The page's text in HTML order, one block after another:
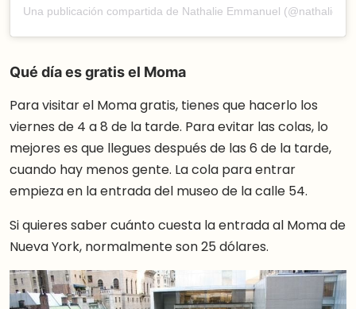
Una publicación compartida de Nathalie Emmanuel
Qué día es gratis el Moma
Para visitar el Moma gratis, tienes que hacerlo los
viernes de 4 a 8 de la tarde. Para evitar las colas, lo
mejores es que llegues después de las 6 de la tarde,
cuando hay menos gente. La cola para entrar
empieza en la entrada del museo de la calle 54.
Si quieres saber cuánto cuesta la entrada al Moma de
Nueva York, normalmente son 25 dólares.